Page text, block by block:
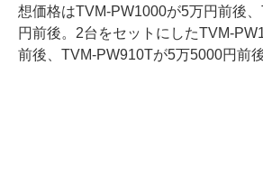
想価格はTVM-PW1000が5万円前後
円前後。2台をセットにしたTVM-
前後、TVM-PW910Tが5万5000円前後